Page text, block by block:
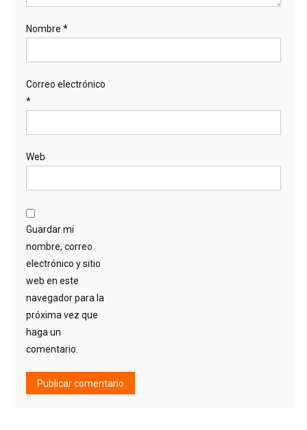
Nombre *
Correo electrónico
*
Web
Guardar mi
nombre, correo
electrónico y sitio
web en este
navegador para la
próxima vez que
haga un
comentario.